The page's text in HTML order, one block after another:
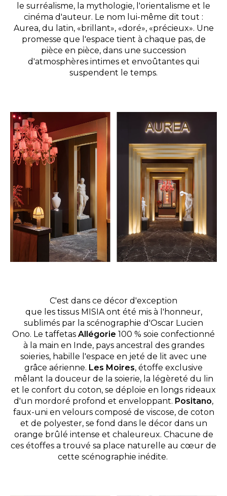
le surréalisme, la mythologie, l'orientalisme et le
cinéma d'auteur. Le nom lui-même dit tout :
Aurea, du latin, «brillant», «doré», «précieux». Une
promesse que l'espace tient à chaque pas, de
pièce en pièce, dans une succession
d'atmosphères intimes et envoûtantes qui
suspendent le temps.
C'est dans ce décor d'exception
que les tissus MISIA ont été mis à l'honneur,
sublimés par la scénographie d'Oscar Lucien
Ono. Le taffetas Allégorie 100 % soie confectionné
à la main en Inde, pays ancestral des grandes
soieries, habille l'espace en jeté de lit avec une
grâce aérienne. Les Moires, étoffe exclusive
mêlant la douceur de la soierie, la légèreté du lin
et le confort du coton, se déploie en longs rideaux
d'un mordoré profond et enveloppant. Positano,
faux-uni en velours composé de viscose, de coton
et de polyester, se fond dans le décor dans un
orange brûlé intense et chaleureux. Chacune de
ces étoffes a trouvé sa place naturelle au cœur de
cette scénographie inédite.